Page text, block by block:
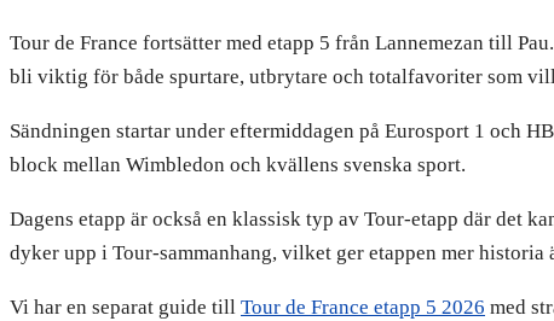
Tour de France fortsätter med etapp 5 från Lannemezan till
bli viktig för både spurtare, utbrytare och totalfavoriter som
Sändningen startar under eftermiddagen på Eurosport 1 och
block mellan Wimbledon och kvällens svenska sport.
Dagens etapp är också en klassisk typ av Tour-etapp där det
dyker upp i Tour-sammanhang, vilket ger etappen mer
Vi har en separat guide till Tour de France etapp 5 2026 med